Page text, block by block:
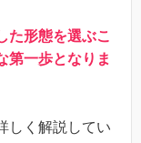
た形態を選ぶこ
第一歩となりま
しく解説してい